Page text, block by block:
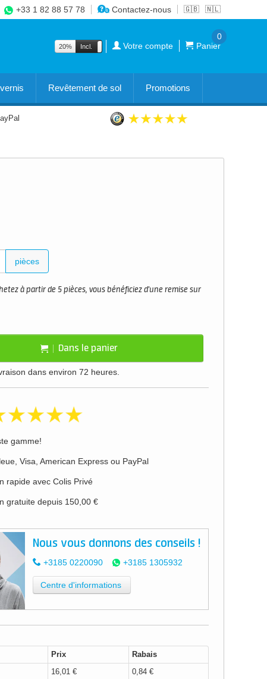
🇬🇧 🇳🇱
+33 1 82 88 57 78 Contactez-nous
20% Incl. Excl. Votre compte Panier
0
Revêtement de sol Promotions
pièces
à partir de 5 pièces, vous bénéficiez d'une remise sur
Dans le panier
dans environ 72 heures.
gamme!
Visa, American Express ou PayPal
rapide avec Colis Privé
gratuite depuis 150,00 €
Nous vous donnons des conseils !
+3185 0220090 +3185 1305932
Centre d'informations
Prix
Rabais
16,01 €
0,84 €